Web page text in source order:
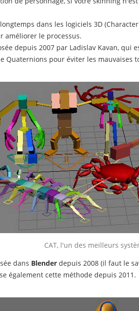
dans les logiciels 3D
améliorer le processus.
depuis 2007 par Ladislav Kavan,
Quaternions pour éviter les mauvaises
CAT, l'un des meilleurs
dans Blender depuis 2008 (il faut le
également cette méthode depuis 2011.